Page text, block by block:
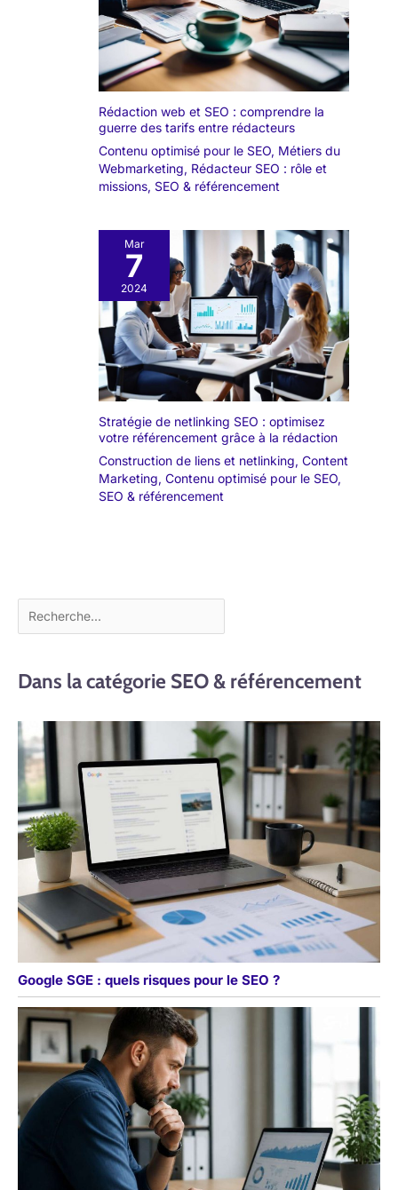
Rédaction web et SEO : comprendre la
guerre des tarifs entre rédacteurs
Contenu optimisé pour le SEO, Métiers du
Webmarketing, Rédacteur SEO : rôle et
missions, SEO & référencement
Mar
7
2024
Stratégie de netlinking SEO : optimisez
votre référencement grâce à la rédaction
Construction de liens et netlinking, Content
Marketing, Contenu optimisé pour le SEO,
SEO & référencement
Dans la catégorie SEO & référencement
Google SGE : quels risques pour le SEO ?